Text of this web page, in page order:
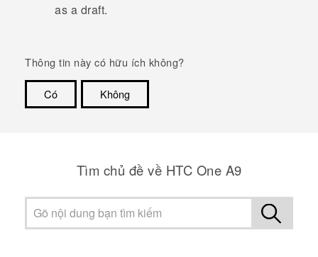
as a draft.
Thông tin này có hữu ích không?
Có
Không
Tìm chủ đề về HTC One A9